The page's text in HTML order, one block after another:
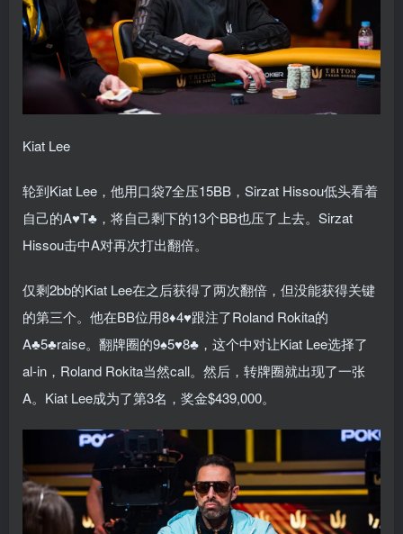
Kiat Lee
轮到Kiat Lee，他用口袋7全压15BB，Sirzat Hissou低头看着
自己的A♥T♣，将自己剩下的13个BB也压了上去。Sirzat
Hissou击中A对再次打出翻倍。
仅剩2bb的Kiat Lee在之后获得了两次翻倍，但没能获得关键
的第三个。他在BB位用8♦4♥跟注了Roland Rokita的
A♣5♣raise。翻牌圈的9♠5♥8♣，这个中对让Kiat Lee选择了
al-in，Roland Rokita当然call。然后，转牌圈就出现了一张
A。Kiat Lee成为了第3名，奖金$439,000。